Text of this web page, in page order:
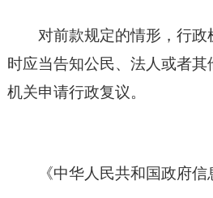
对前款规定的情形，行
时应当告知公民、法人或者
机关申请行政复议。
《中华人民共和国政府信